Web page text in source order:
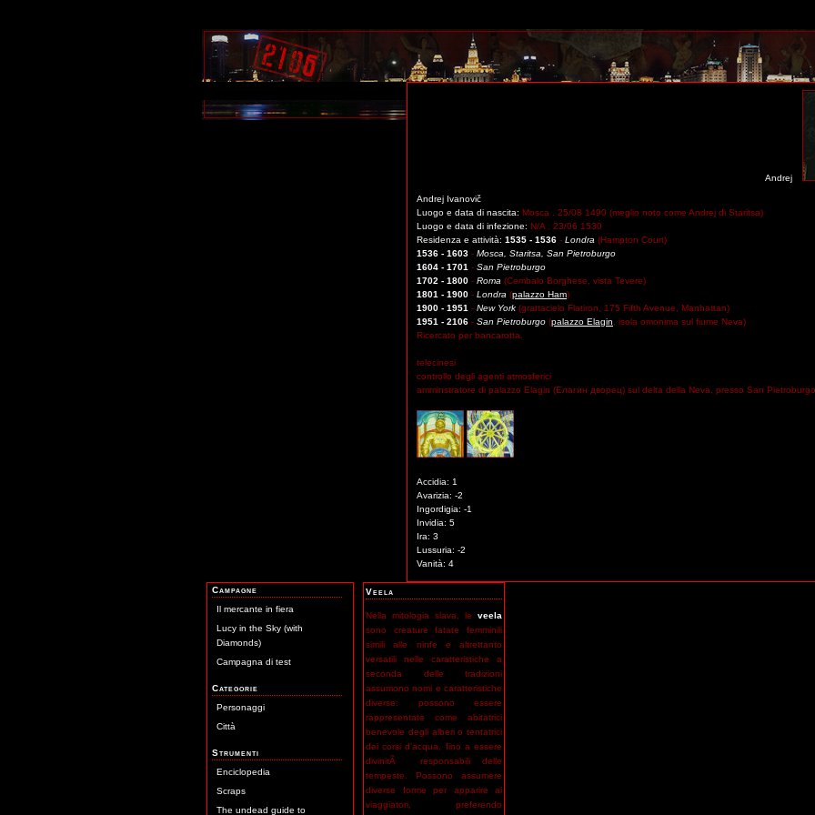
Andrej
Andrej Ivanovič
Luogo e data di nascita: Mosca . 25/08 1490 (meglio noto come Andrej di Staritsa)
Luogo e data di infezione: N/A . 23/06 1530
Residenza e attività: 1535 - 1536 - Londra (Hampton Court)
1536 - 1603 - Mosca, Staritsa, San Pietroburgo
1604 - 1701 - San Pietroburgo
1702 - 1800 - Roma (Cembalo Borghese, vista Tevere)
1801 - 1900 - Londra (palazzo Ham)
1900 - 1951 - New York (grattacielo Flatiron, 175 Fifth Avenue, Manhattan)
1951 - 2106 - San Pietroburgo (palazzo Elagin , isola omonima sul fiume Neva)
Ricercato per bancarotta.
telecinesi
controllo degli agenti atmosferici
amminstratore di palazzo Elagin (Елагин дворец) sul delta della Neva, presso San Pietroburgo
Accidia: 1
Avarizia: -2
Ingordigia: -1
Invidia: 5
Ira: 3
Lussuria: -2
Vanità: 4
Sessioni in cui è presente:
Campagne
Il mercante in fiera
Lucy in the Sky (with
Diamonds)
Campagna di test
Categorie
Personaggi
Città
Strumenti
Enciclopedia
Scraps
The undead guide to
Veela
Nella mitologia slava, le veela
sono creature fatate femminili
simili alle ninfe e altrettanto
versatili nelle caratteristiche a
seconda delle tradizioni
assumono nomi e caratteristiche
diverse: possono essere
rappresentate come abitatrici
benevole degli alberi o tentatrici
dei corsi d’acqua, fino a essere
divinitÃ responsabili delle
tempeste. Possono assumere
diverse forme per apparire ai
viaggiatori, preferendo